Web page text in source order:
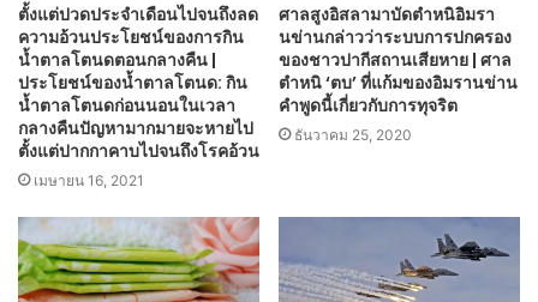
ตั้งแต่ปวดประจำเดือนไปจนถึงลด
ความอ้วนประโยชน์ของการกิน
น้ำตาลโตนดตอนกลางคืน |
ประโยชน์ของน้ำตาลโตนด: กิน
น้ำตาลโตนดก่อนนอนในเวลา
กลางคืนปัญหามากมายจะหายไป
ตั้งแต่ปากกาคาบไปจนถึงโรคอ้วน
เมษายน 16, 2021
ศาลสูงอิสลามาบัดตำหนิอิมรา
นข่านกล่าวว่าระบบการปกครอง
ของชาวปากีสถานเสียหาย | ศาล
ตำหนิ ‘ตบ’ ที่แก้มของอิมรานข่าน
คำพูดนี้เกี่ยวกับการทุจริต
ธันวาคม 25, 2020